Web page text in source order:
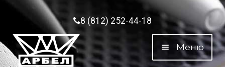
Перейти к навигации
Перейти к содержимому8 (812) 252-44-18
Меню